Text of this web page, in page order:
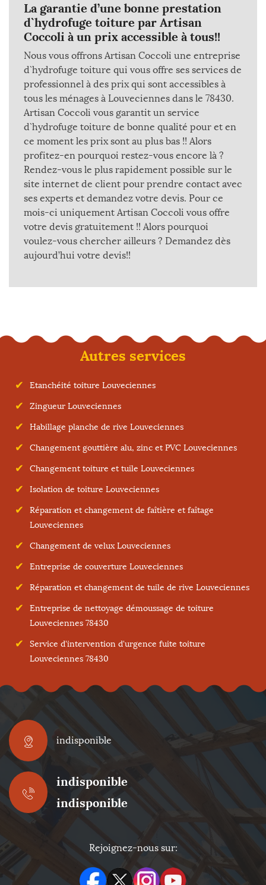
La garantie d’une bonne prestation
d`hydrofuge toiture par Artisan
Coccoli à un prix accessible à tous!!
Nous vous offrons Artisan Coccoli une entreprise
d`hydrofuge toiture qui vous offre ses services de
professionnel à des prix qui sont accessibles à
tous les ménages à Louveciennes dans le 78430.
Artisan Coccoli vous garantit un service
d`hydrofuge toiture de bonne qualité pour et en
ce moment les prix sont au plus bas !! Alors
profitez-en pourquoi restez-vous encore là ?
Rendez-vous le plus rapidement possible sur le
site internet de client pour prendre contact avec
ses experts et demandez votre devis. Pour ce
mois-ci uniquement Artisan Coccoli vous offre
votre devis gratuitement !! Alors pourquoi
voulez-vous chercher ailleurs ? Demandez dès
aujourd’hui votre devis!!
Autres services
Etanchéité toiture Louveciennes
Zingueur Louveciennes
Habillage planche de rive Louveciennes
Changement gouttière alu, zinc et PVC Louveciennes
Changement toiture et tuile Louveciennes
Isolation de toiture Louveciennes
Réparation et changement de faîtière et faîtage
Louveciennes
Changement de velux Louveciennes
Entreprise de couverture Louveciennes
Réparation et changement de tuile de rive Louveciennes
Entreprise de nettoyage démoussage de toiture
Louveciennes 78430
Service d'intervention d'urgence fuite toiture
Louveciennes 78430
indisponible
indisponible
indisponible
Rejoignez-nous sur: